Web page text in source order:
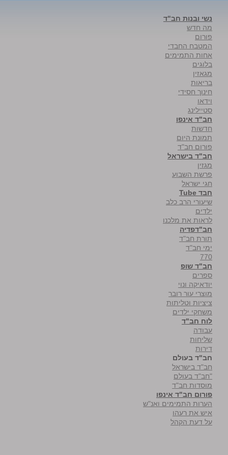
נשי ובנות חב"ד
מה חדש
פורום
המטבח החבדי
אחות התמימים
בלוגים
מגאזין
בריאות
חינוך חסידי
וידאו
סטיילינג
חב"ד אינפו
חדשות
תמונת היום
פורום חב"ד
חב"ד בישראל
מגזין
פרשת השבוע
חגי ישראל
חבד Tube
שיעורי הרב כלב
ילדים
לראות את מלכנו
חב"דפדיה
תורת חב"ד
ימי חב"ד
770
חב"ד שופ
ספרים
יודאיקה ונוי
מוצרי עור רובר
ציציות וטליתות
משחקי ילדים
לוח חב"ד
עבודה
שליחות
דירות
חב"ד בעולם
חב"ד בישראל
"חב"ד בעולם
מוסדות חב"ד
פורום חב"ד אינפו
הערות התמימים ואנ"ש
איש את רעהו
על דעת הקהל